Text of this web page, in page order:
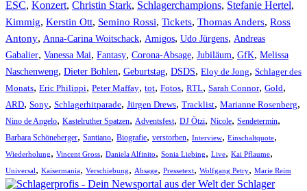
ESC, Konzert, Christin Stark, Schlagerchampions, Stefanie Hertel,
Kimmig, Kerstin Ott, Semino Rossi, Tickets, Thomas Anders, Ross
Antony, Anna-Carina Woitschack, Amigos, Udo Jürgens, Andreas
Gabalier, Vanessa Mai, Fantasy, Corona-Absage, Jubiläum, GfK, Melissa
Naschenweng, Dieter Bohlen, Geburtstag, DSDS, Eloy de Jong, Schlager des
Monats, Eric Philippi, Peter Maffay, tot, Fotos, RTL, Sarah Connor, Gold,
ARD, Sony, Schlagerhitparade, Jürgen Drews, Tracklist, Marianne Rosenberg,
Nino de Angelo, Kastelruther Spatzen, Adventsfest, DJ Ötzi, Nicole, Sendetermin,
Barbara Schöneberger, Santiano, Biografie, verstorben, Interview, Einschaltquote,
Wiederholung, Vincent Gross, Daniela Alfinito, Sonia Liebing, Live, Kai Pflaume,
Universal , Kaisermania, Verschiebung, Absage, Pressetext, Wolfgang Petry, Marie Reim